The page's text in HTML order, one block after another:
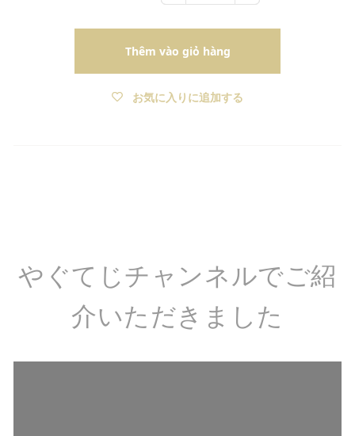
Thêm vào giỏ hàng
お気に入りに追加する
やぐてじチャンネルでご紹
介いただきました